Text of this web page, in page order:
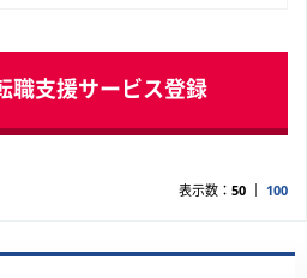
いくために、ぜひ本ページで求人を
職支援サービス登録
表示数： 50 100